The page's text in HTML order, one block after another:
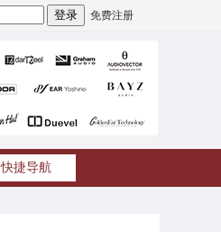
免费注册
快捷导航